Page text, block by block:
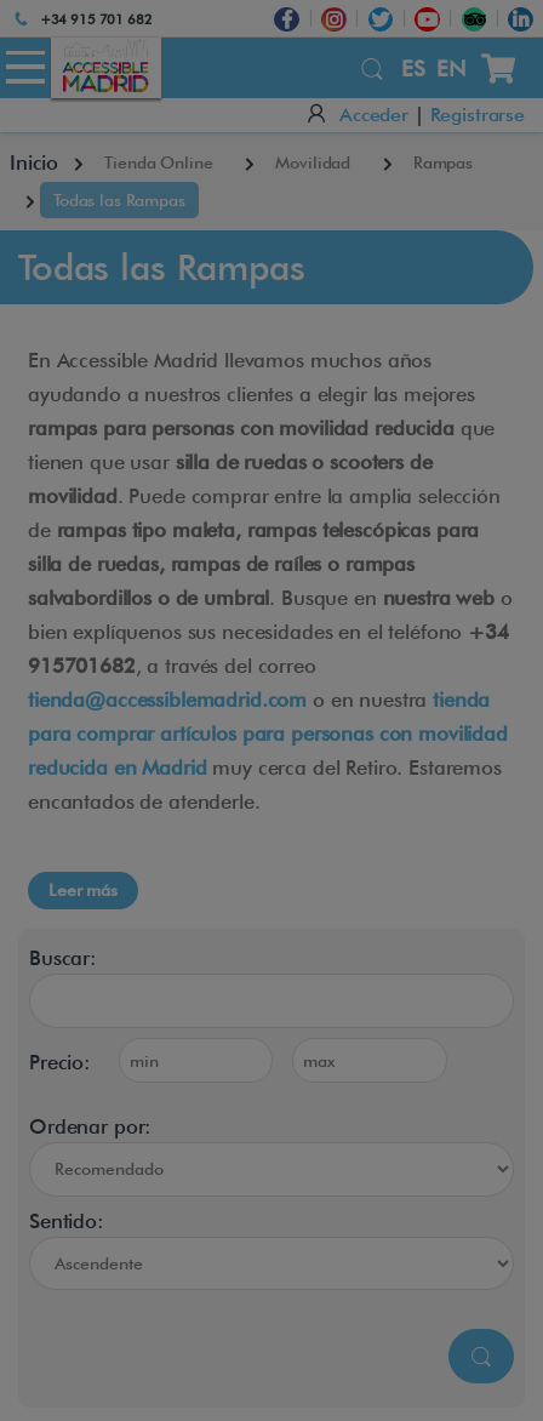
Atención:
Este
sitio
cuenta
un
sistema
accesibilidad.
+34 915 701 682
ES EN
Acceder Registrarse
Inicio Tienda Online Movilidad
Rampas
Todas las Rampas
Todas las Rampas
En Accessible Madrid llevamos muchos años
ayudando a nuestros clientes a elegir las mejores
rampas para personas con movilidad reducida que
tienen que usar silla de ruedas o scooters de
movilidad . Puede comprar entre la amplia selección
de rampas tipo maleta, rampas telescópicas para
silla de ruedas, rampas de raíles o rampas
salvabordillos o de umbral . Busque en nuestra webo
bien explíquenos sus necesidades en el teléfono +34
915701682, a través del correo
tienda@accessiblemadrid.com o en nuestratienda
para comprar artículos para personas con movilidad
reducida en Madrid muy cerca del Retiro. Estaremos
encantados de atenderle.
Leer más
Buscar:
Precio:
Ordenar por:
Sentido: